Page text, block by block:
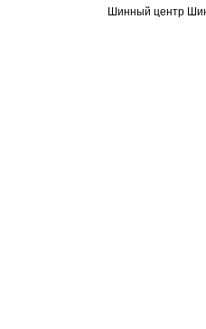
Шинный центр